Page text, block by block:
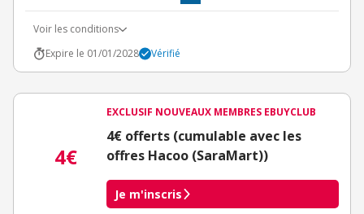
Voir les conditions
Expire le 01/01/2028
Vérifié
4€
EXCLUSIF NOUVEAUX MEMBRES EBUYCLUB
4€ offerts (cumulable avec les
offres Hacoo (SaraMart))
Je m'inscris